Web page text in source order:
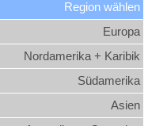
Region wählen
Europa
Nordamerika + Karibik
Südamerika
Asien